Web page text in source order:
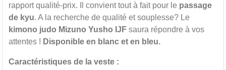
rapport qualité-prix. Il convient tout à fait pour le passage
de kyu. A la recherche de qualité et souplesse? Le
kimono judo Mizuno Yusho IJF saura répondre à vos
attentes ! Disponible en blanc et en bleu.
Caractéristiques de la veste :